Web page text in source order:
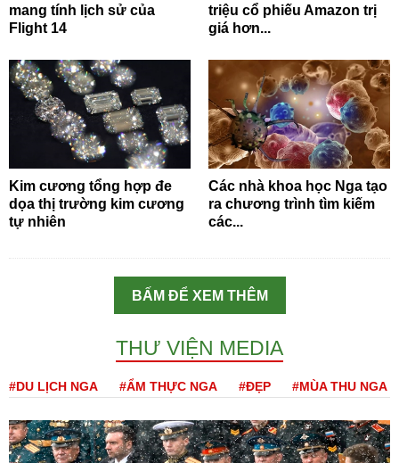
mang tính lịch sử của
Flight 14
triệu cổ phiếu Amazon trị
giá hơn...
Kim cương tổng hợp đe
dọa thị trường kim cương
tự nhiên
Các nhà khoa học Nga tạo
ra chương trình tìm kiếm
các...
BẤM ĐỂ XEM THÊM
THƯ VIỆN MEDIA
#DU LỊCH NGA #ẨM THỰC NGA #ĐẸP #MÙA THU NGA